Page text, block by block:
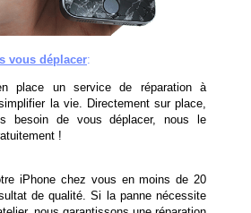
vous déplacer:
place un service de réparation à
la vie. Directement sur place,
besoin de vous déplacer, nous le
!
iPhone chez vous en moins de 20
de qualité. Si la panne nécessite